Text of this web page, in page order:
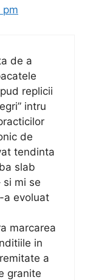
de a
replicii
intru
de
tendinta
slab
si mi se
a evoluat
marcarea
in
a
granite